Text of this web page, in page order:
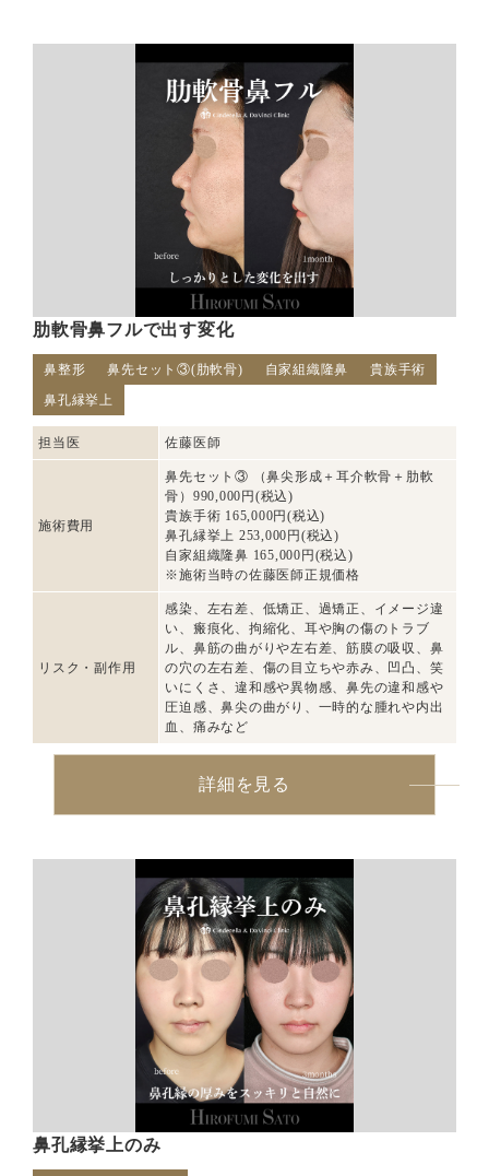
肋軟骨鼻フルで出す変化
鼻整形 鼻先セット③(肋軟骨) 自家組織隆鼻
貴族手術
鼻孔縁挙上
担当医 佐藤医師
施術費用
鼻先セット③ （鼻尖形成＋耳介軟骨＋肋軟
骨）990,000円(税込)
貴族手術 165,000円(税込)
鼻孔縁挙上 253,000円(税込)
自家組織隆鼻 165,000円(税込)
※施術当時の佐藤医師正規価格
リスク・副作用
感染、左右差、低矯正、過矯正、イメージ違
い、瘢痕化、拘縮化、耳や胸の傷のトラブ
ル、鼻筋の曲がりや左右差、筋膜の吸収、鼻
の穴の左右差、傷の目立ちや赤み、凹凸、笑
いにくさ、違和感や異物感、鼻先の違和感や
圧迫感、鼻尖の曲がり、一時的な腫れや内出
血、痛みなど
詳細を見る
鼻孔縁挙上のみ